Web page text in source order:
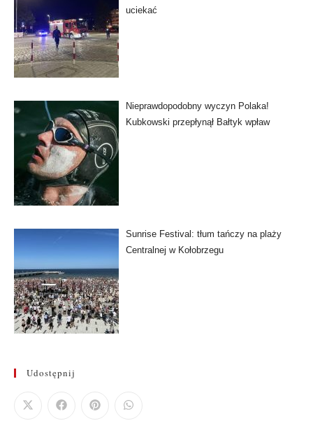
uciekać
Nieprawdopodobny wyczyn Polaka!
Kubkowski przepłynął Bałtyk wpław
Sunrise Festival: tłum tańczy na plaży
Centralnej w Kołobrzegu
Udostępnij